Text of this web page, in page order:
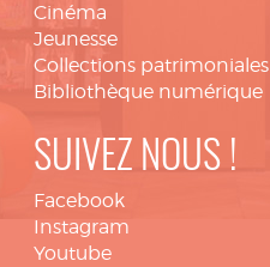
Cinéma
Jeunesse
Collections patrimoniales
Bibliothèque numérique
SUIVEZ NOUS !
Facebook
Instagram
Youtube